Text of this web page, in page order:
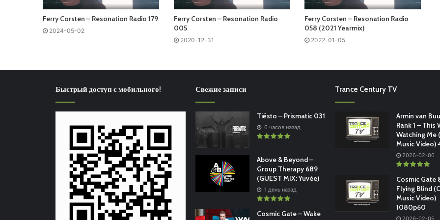
Ferry Corsten – Resonation Radio 179
2024-05-02
Ferry Corsten – Resonation Radio
005
2020-12-31
Ferry Corsten – Resonation Radio
058 (2021 Yearmix)
2022-01-05
Быстрый доступ с мобильного! Свежие записи
Tiësto – Prismatic 031
6 часов назад
Above & Beyond –
Group Therapy 689
(GUEST MIX: Yuvèe)
1 день назад
Cosmic Gate – Wake
Trance Century TV
Armin van
Rank 1 – This
Watching Me
Music Video)
2026-02-06
Cosmic Gate
Flying Blind
Music Video)
1080p60
2026-02-05